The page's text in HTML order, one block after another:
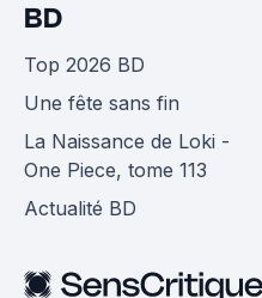
BD
Top 2026 BD
Une fête sans fin
La Naissance de Loki -
One Piece, tome 113
Actualité BD